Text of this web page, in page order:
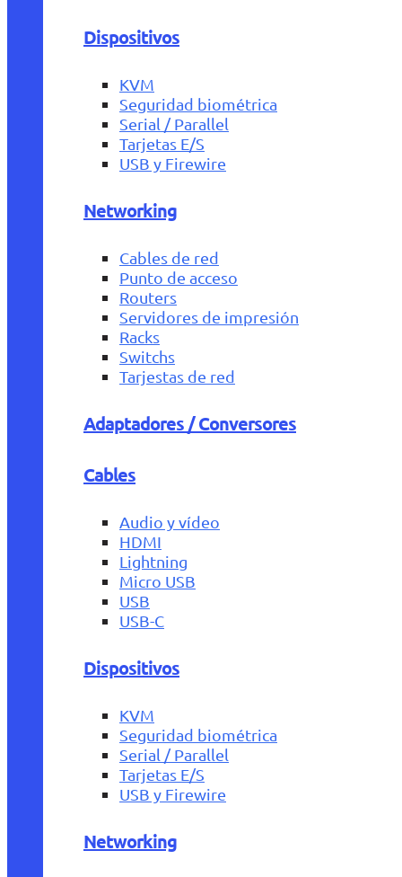
Dispositivos
KVM
Seguridad biométrica
Serial / Parallel
Tarjetas E/S
USB y Firewire
Networking
Cables de red
Punto de acceso
Routers
Servidores de impresión
Racks
Switchs
Tarjestas de red
Adaptadores / Conversores
Cables
Audio y vídeo
HDMI
Lightning
Micro USB
USB
USB-C
Dispositivos
KVM
Seguridad biométrica
Serial / Parallel
Tarjetas E/S
USB y Firewire
Networking